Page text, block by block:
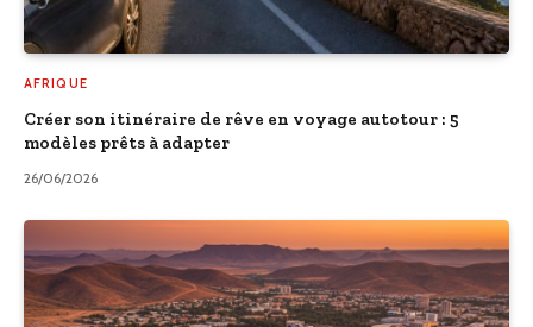
AFRIQUE
Créer son itinéraire de rêve en voyage autotour : 5
modèles prêts à adapter
26/06/2026